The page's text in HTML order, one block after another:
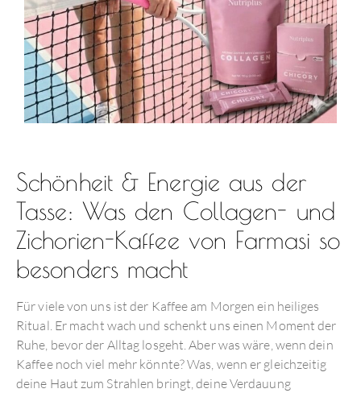
Schönheit & Energie aus der
Tasse: Was den Collagen- und
Zichorien-Kaffee von Farmasi so
besonders macht
Für viele von uns ist der Kaffee am Morgen ein heiliges
Ritual. Er macht wach und schenkt uns einen Moment der
Ruhe, bevor der Alltag losgeht. Aber was wäre, wenn dein
Kaffee noch viel mehr könnte? Was, wenn er gleichzeitig
deine Haut zum Strahlen bringt, deine Verdauung